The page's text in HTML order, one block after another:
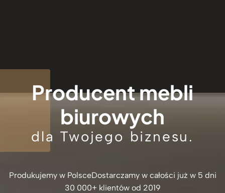
Producent mebli
biurowych
dla Twojego biznesu.
Produkujemy w PolsceDostarczamy w całości już w 5 dni
30 000+ klientów od 2019